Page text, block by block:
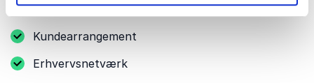
Iværksætterarrangement
Kundearrangement
Erhvervsnetværk